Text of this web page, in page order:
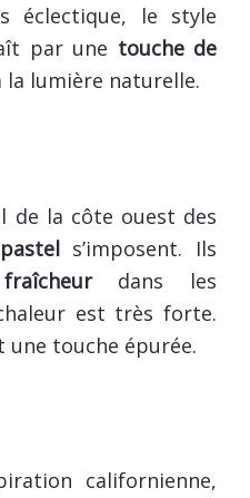
éclectique, le style
par une touche de
la lumière naturelle.
de la côte ouest des
s’imposent. Ils
fraîcheurdans les
est très forte.
une touche épurée.
californienne,